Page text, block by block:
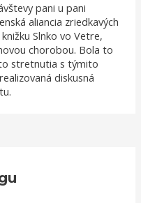
pani u pani
aliancia zriedkavých
Slnko vo Vetre,
chorobou. Bola to
stretnutia s týmito
diskusná